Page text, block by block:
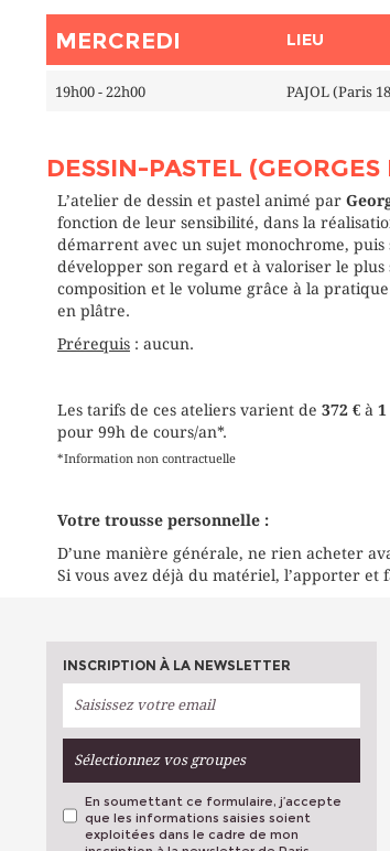
MERCREDI LIEU
19h00 - 22h00 PAJOL (Paris
DESSIN-PASTEL
L’atelier de dessin et pastel animé par
fonction de leur sensibilité, dans la
démarrent avec un sujet monochrome,
développer son regard et à valoriser le
composition et le volume grâce à la
en plâtre.
Prérequis : aucun.
Les tarifs de ces ateliers varient de 372 € à 1
pour 99h de cours/an*.
*Information non contractuelle
Votre trousse personnelle :
D’une manière générale, ne rien acheter
Si vous avez déjà du matériel, l’apporter
INSCRIPTION À LA NEWSLETTER
Sélectionnez vos groupes
En soumettant ce formulaire, j’accepte
que les informations saisies soient
exploitées dans le cadre de mon